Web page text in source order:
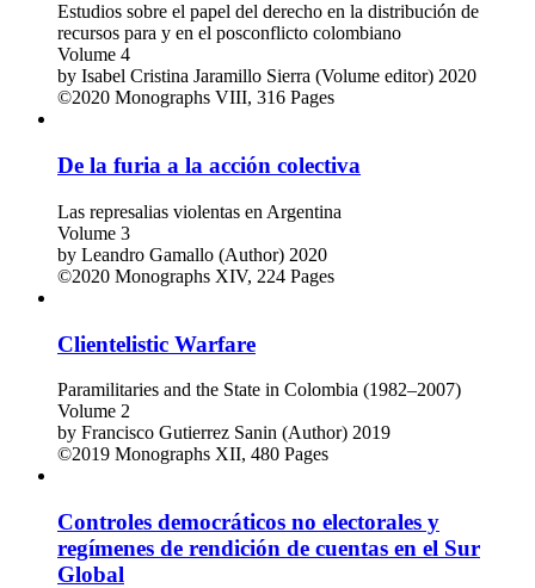
Estudios sobre el papel del derecho en la distribución de
recursos para y en el posconflicto colombiano
Volume 4
by Isabel Cristina Jaramillo Sierra (Volume editor) 2020
©2020 Monographs VIII, 316 Pages
De la furia a la acción colectiva
Las represalias violentas en Argentina
Volume 3
by Leandro Gamallo (Author) 2020
©2020 Monographs XIV, 224 Pages
Clientelistic Warfare
Paramilitaries and the State in Colombia (1982–2007)
Volume 2
by Francisco Gutierrez Sanin (Author) 2019
©2019 Monographs XII, 480 Pages
Controles democráticos no electorales y
regímenes de rendición de cuentas en el Sur
Global